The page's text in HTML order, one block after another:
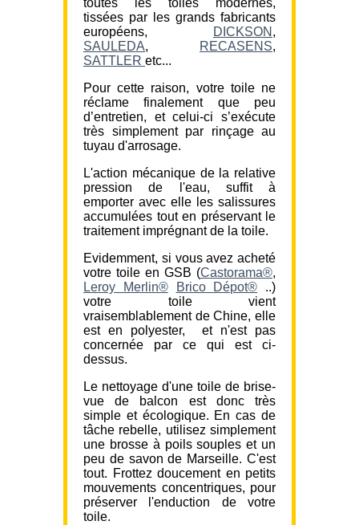
toutes les toiles modernes,
tissées par les grands fabricants
européens,
DICKSON ,
SAULEDA, RECASENS,
SATTLER etc...
Pour cette raison, votre toile ne
réclame finalement que peu
d’entretien, et celui-ci s’exécute
très simplement par rinçage au
tuyau d'arrosage.
L'action mécanique de la relative
pression de l'eau, suffit à
emporter avec elle les salissures
accumulées tout en préservant le
traitement imprégnant de la toile.
Evidemment, si vous avez acheté
votre toile en GSB (Castorama®,
Leroy Merlin®
Brico Dépot® ..)
votre toile vient
vraisemblablement de Chine, elle
est en polyester, et n'est pas
concernée par ce qui est ci-
dessus.
Le nettoyage d'une toile de brise-
vue de balcon est donc très
simple et écologique. En cas de
tâche rebelle, utilisez simplement
une brosse à poils souples et un
peu de savon de Marseille. C'est
tout. Frottez doucement en petits
mouvements concentriques, pour
préserver l'enduction de votre
toile.